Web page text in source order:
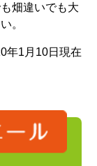
畑違いでも大
。
年1月10日現在